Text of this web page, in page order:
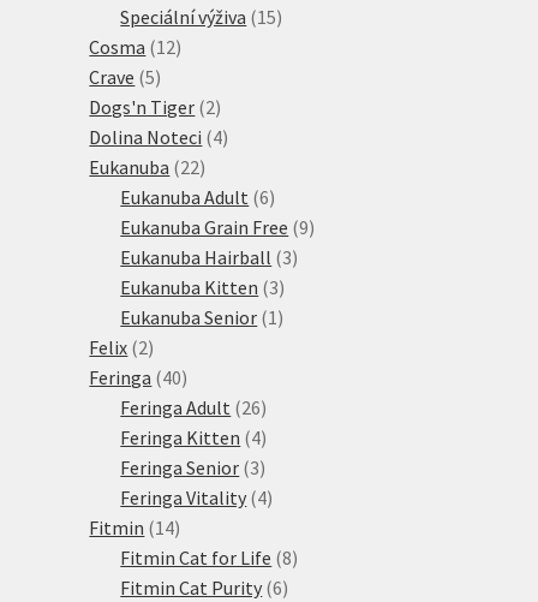
Speciální výživa 1515
Cosma 1212
Crave 55
produktů
Dogs'n Tiger 22
produkty
Dolina Noteci 44
Eukanuba 2222
produktů
Eukanuba Adult 66
produktů
Eukanuba Grain Free 99
Eukanuba Hairball 33
Eukanuba Kitten 33
produkty
Eukanuba Senior 1 1
Felix 22
produkty
Feringa 4040
produktů
Feringa Adult 2626
produktů
Feringa Kitten 44
produkty
Feringa Senior 33
produkty
Feringa Vitality 44
Fitmin 1414
produktů
Fitmin Cat for Life 88
Fitmin Cat Purity 66